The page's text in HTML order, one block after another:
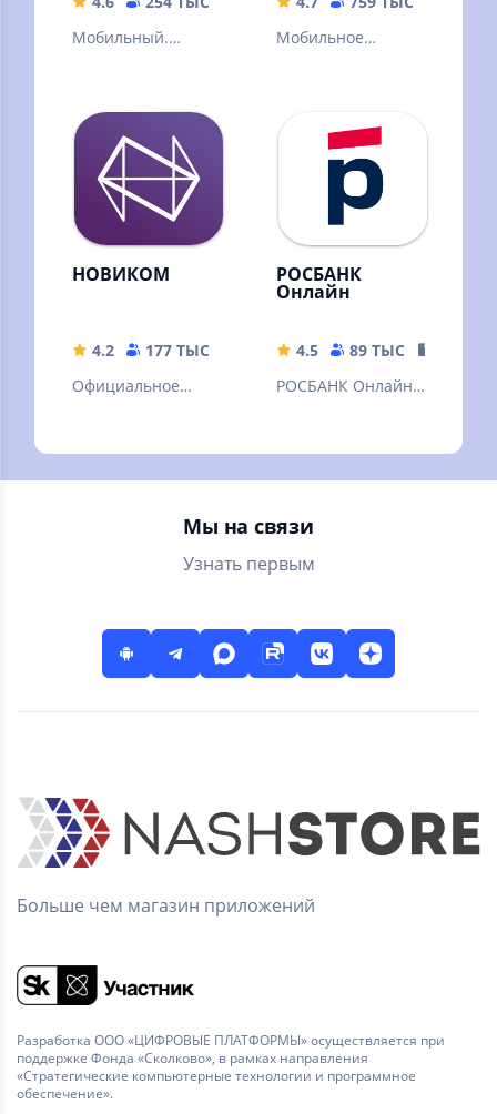
Мобильный.
Мобильное
НОВИКОМ
4.2 177 ТЫС
139.25 MB
Официальное
платежей,
переводов и
РОСБАНК
Онлайн
4.5 89 ТЫС
РОСБАНК Онлайн –
приложение
Росбанка для
Мы на связи
Узнать первым
Больше чем магазин приложений
Разработка ООО «ЦИФРОВЫЕ ПЛАТФОРМЫ» осуществляется при
поддержке Фонда «Сколково», в рамках направления
«Стратегические компьютерные технологии и программное
обеспечение».